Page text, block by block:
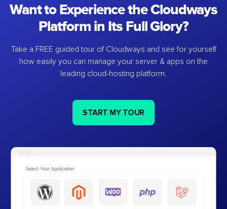
Want to Experience the Cloudways
Platform in Its Full Glory?
Take a FREE guided tour of Cloudways and see for yourself
how easily you can manage your server & apps on the
leading cloud-hosting platform.
START MY TOUR